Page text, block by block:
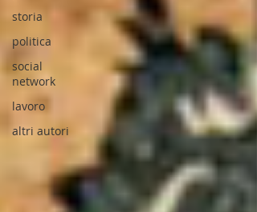
storia
politica
social
network
lavoro
altri autori